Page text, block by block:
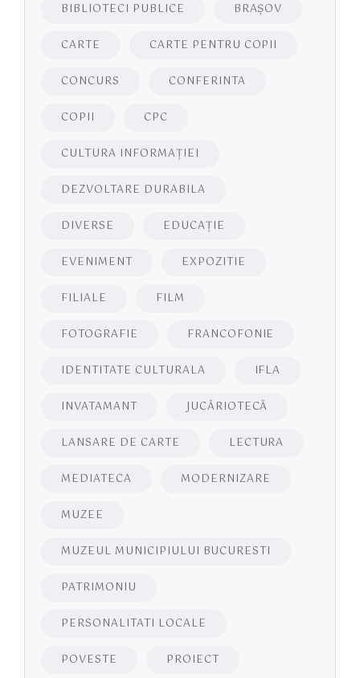
BIBLIOTECI PUBLICE BRAŞOV
CARTE CARTE PENTRU COPII
CONCURS CONFERINTA
COPII CPC
CULTURA INFORMAŢIEI
DEZVOLTARE DURABILA
DIVERSE EDUCAŢIE
EVENIMENT EXPOZITIE
FILIALE FILM
FOTOGRAFIE FRANCOFONIE
IDENTITATE CULTURALA IFLA
INVATAMANT JUCĂRIOTECĂ
LANSARE DE CARTE LECTURA
MEDIATECA MODERNIZARE
MUZEE
MUZEUL MUNICIPIULUI BUCURESTI
PATRIMONIU
PERSONALITATI LOCALE
POVESTE PROIECT